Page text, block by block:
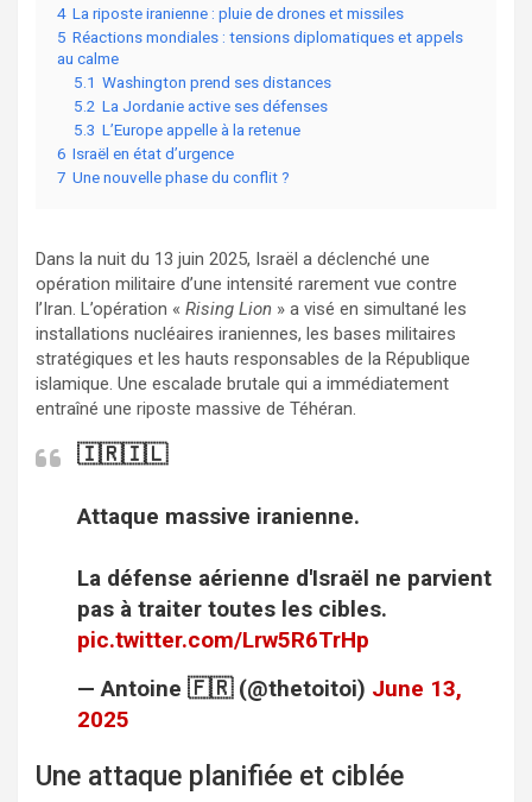
4 La riposte iranienne : pluie de drones et missiles
5 Réactions mondiales : tensions diplomatiques et appels
au calme
5.1 Washington prend ses distances
5.2 La Jordanie active ses défenses
5.3 L’Europe appelle à la retenue
6 Israël en état d’urgence
7 Une nouvelle phase du conflit ?
Dans la nuit du 13 juin 2025, Israël a déclenché une
opération militaire d’une intensité rarement vue contre
l’Iran. L’opération « Rising Lion » a visé en simultané les
installations nucléaires iraniennes, les bases militaires
stratégiques et les hauts responsables de la République
islamique. Une escalade brutale qui a immédiatement
entraîné une riposte massive de Téhéran.
🇮🇷🇮🇱
Attaque massive iranienne.
La défense aérienne d'Israël ne parvient
pas à traiter toutes les cibles.
pic.twitter.com/Lrw5R6TrHp
— Antoine 🇫🇷 (@thetoitoi) June 13,
2025
Une attaque planifiée et ciblée